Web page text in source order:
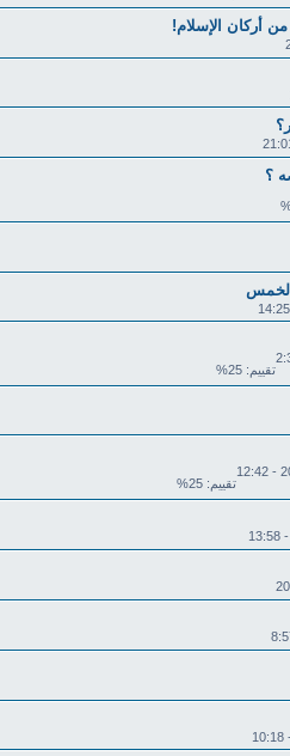
أركان الإسلام!
؟
الخمس
تقييم: 25%
تقييم: 25%